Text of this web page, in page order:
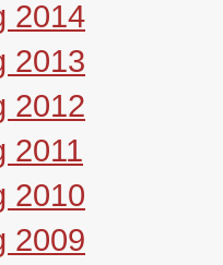
2014
2013
2012
2011
2010
2009